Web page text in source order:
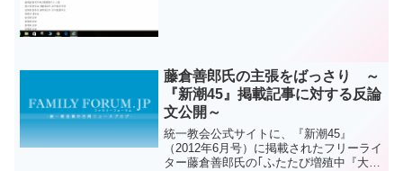
藤倉善郎氏の主張をばっさり ～
『新潮45』掲載記事に対する反論
文公開～
統一教会公式サイトに、『新潮45』
（2012年6月号）に掲載されたフリーライ
ター藤倉善郎氏の｢ふたたび増殖中『大学